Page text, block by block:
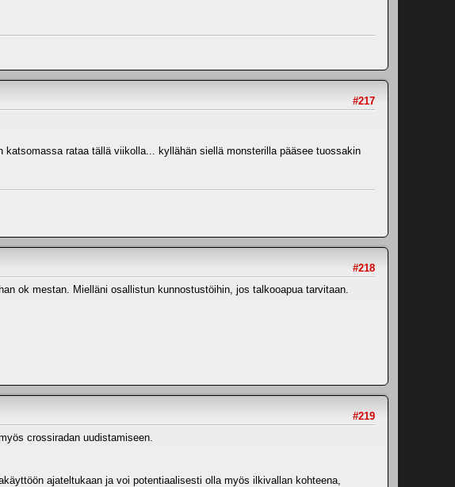
#217
rataa tällä viikolla... kyllähän siellä monsterilla pääsee tuossakin
#218
ok mestan. Mielläni osallistun kunnostustöihin, jos talkooapua tarvitaan.
#219
crossiradan uudistamiseen.
ajateltukaan ja voi potentiaalisesti olla myös ilkivallan kohteena,